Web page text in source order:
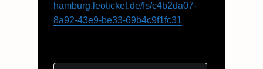
hamburg.leoticket.de/fs/c4b2da07-
8a92-43e9-be33-69b4c9f1fc31